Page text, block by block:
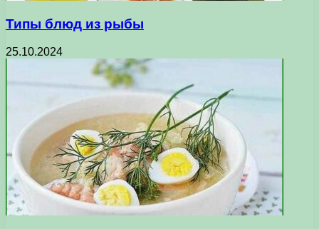
Типы блюд из рыбы
25.10.2024